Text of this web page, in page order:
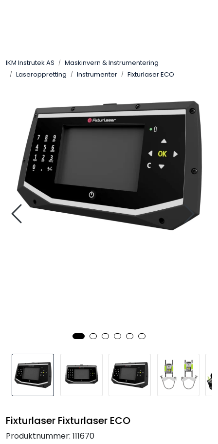
IKM Instrutek AS
Maskinvern & Instrumentering
Laseroppretting
Instrumenter Fixturlaser ECO
Fixturlaser Fixturlaser ECO
Produktnummer: 111670
Elektro
Prosess
Frekvensomformere
Miljø og sikkerhet
Kalibratorer
Kampanjer
Outlet